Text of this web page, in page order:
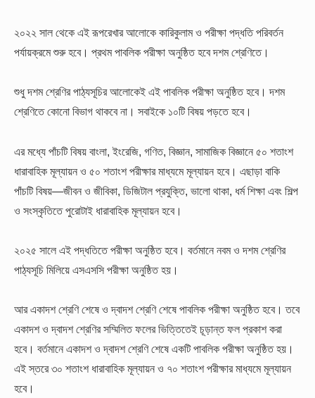
২০২২ সাল থেকে এই রূপরেখার আলোকে কারিকুলাম ও পরীক্ষা পদ্ধতি পরিবর্তন
পর্যায়ক্রমে শুরু হবে। প্রথম পাবলিক পরীক্ষা অনুষ্ঠিত হবে দশম শ্রেণিতে।
শুধু দশম শ্রেণির পাঠ্যসূচির আলোকেই এই পাবলিক পরীক্ষা অনুষ্ঠিত হবে। দশম
শ্রেণিতে কোনো বিভাগ থাকবে না। সবাইকে ১০টি বিষয় পড়তে হবে।
এর মধ্যে পাঁচটি বিষয় বাংলা, ইংরেজি, গণিত, বিজ্ঞান, সামাজিক বিজ্ঞানে ৫০ শতাংশ
ধারাবাহিক মূল্যায়ন ও ৫০ শতাংশ পরীক্ষার মাধ্যমে মূল্যায়ন হবে। এছাড়া বাকি
পাঁচটি বিষয়—জীবন ও জীবিকা, ডিজিটাল প্রযুক্তি, ভালো থাকা, ধর্ম শিক্ষা এবং শিল্প
ও সংস্কৃতিতে পুরোটাই ধারাবাহিক মূল্যায়ন হবে।
২০২৫ সালে এই পদ্ধতিতে পরীক্ষা অনুষ্ঠিত হবে। বর্তমানে নবম ও দশম শ্রেণির
পাঠ্যসূচি মিলিয়ে এসএসসি পরীক্ষা অনুষ্ঠিত হয়।
আর একাদশ শ্রেণি শেষে ও দ্বাদশ শ্রেণি শেষে পাবলিক পরীক্ষা অনুষ্ঠিত হবে। তবে
একাদশ ও দ্বাদশ শ্রেণির সম্মিলিত ফলের ভিত্তিতেই চূড়ান্ত ফল প্রকাশ করা
হবে। বর্তমানে একাদশ ও দ্বাদশ শ্রেণি শেষে একটি পাবলিক পরীক্ষা অনুষ্ঠিত হয়।
এই স্তরে ৩০ শতাংশ ধারাবাহিক মূল্যায়ন ও ৭০ শতাংশ পরীক্ষার মাধ্যমে মূল্যায়ন
হবে।